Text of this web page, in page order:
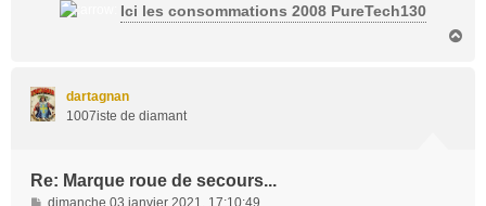
Ici les consommations 2008 PureTech130
dartagnan
1007iste de diamant
Re: Marque roue de secours...
M
dimanche 03 janvier 2021, 17:10:49